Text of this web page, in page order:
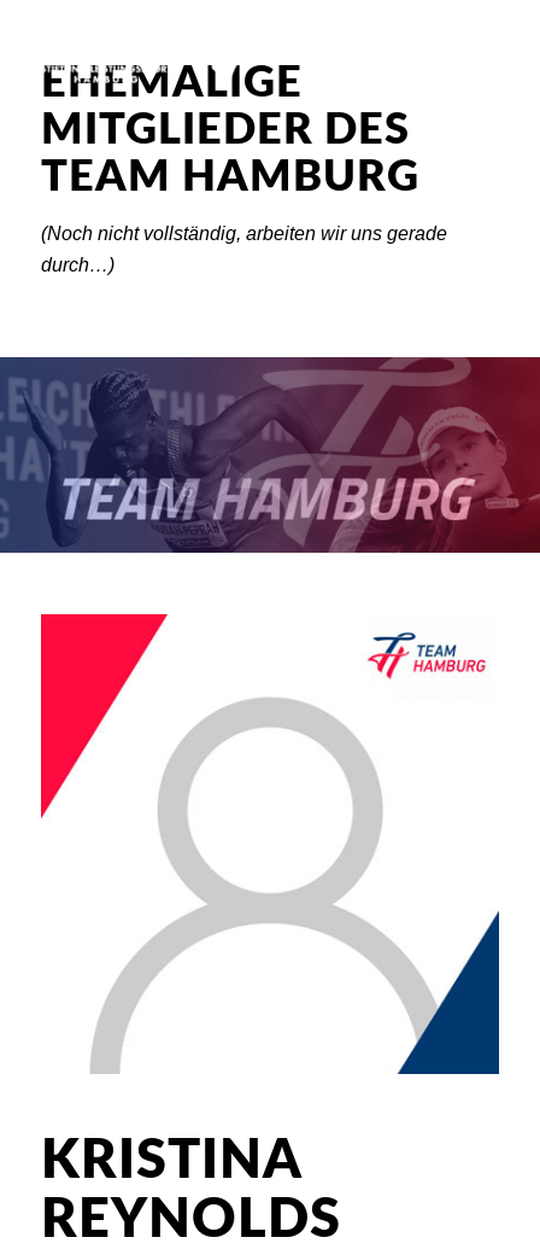
EHEMALIGE
MITGLIEDER DES
TEAM HAMBURG
(Noch nicht vollständig, arbeiten wir uns gerade
durch…)
KRISTINA
REYNOLDS